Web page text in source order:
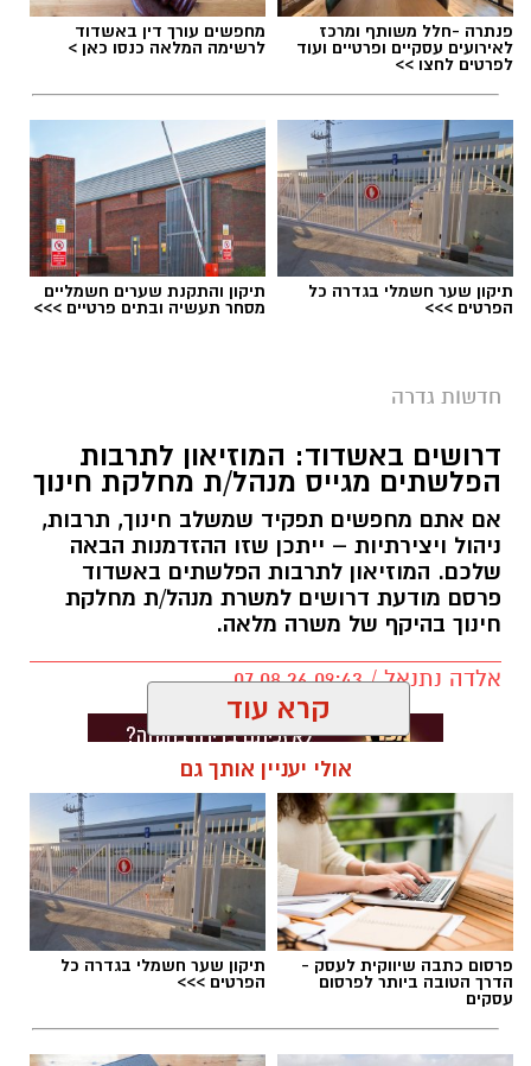
פנתרה -חלל משותף ומרכז
לאירועים עסקיים ופרטיים ועוד
לפרטים לחצו >>
מחפשים עורך דין באשדוד
לרשימה המלאה כנסו כאן >
תיקון שער חשמלי בגדרה כל
הפרטים >>>
תיקון והתקנת שערים חשמליים
מסחר תעשיה ובתים פרטיים >>>
חדשות גדרה
דרושים באשדוד: המוזיאון לתרבות
הפלשתים מגייס מנהל/ת מחלקת חינוך
אם אתם מחפשים תפקיד שמשלב חינוך, תרבות,
ניהול ויצירתיות – ייתכן שזו ההזדמנות הבאה
שלכם. המוזיאון לתרבות הפלשתים באשדוד
פרסם מודעת דרושים למשרת מנהל/ת מחלקת
חינוך בהיקף של משרה מלאה.
אלדה נתנאל / 09:43 07.08.26
תגים: דרושים באשדוד
קרא עוד
אולי יעניין אותך גם
פרסום כתבה שיווקית לעסק -
הדרך הטובה ביותר לפרסום
עסקים
תיקון שער חשמלי בגדרה כל
הפרטים >>>